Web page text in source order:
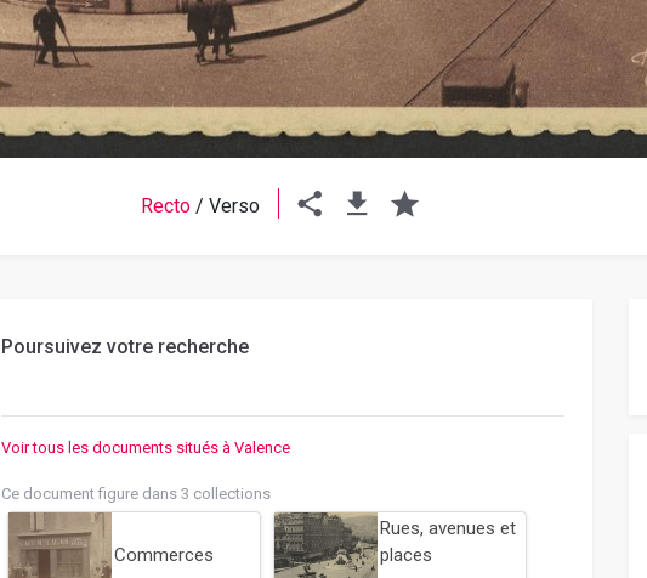
Recto/ Verso
Poursuivez votre recherche
Voir tous les documents situés à Valence
Ce document figure dans 3 collections
Commerces
Rues, avenues et
places